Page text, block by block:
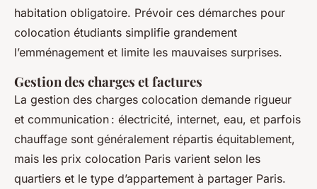
habitation obligatoire. Prévoir ces démarches pour
colocation étudiants simplifie grandement
l’emménagement et limite les mauvaises surprises.
Gestion des charges et factures
La gestion des charges colocation demande rigueur
et communication : électricité, internet, eau, et parfois
chauffage sont généralement répartis équitablement,
mais les prix colocation Paris varient selon les
quartiers et le type d’appartement à partager Paris.